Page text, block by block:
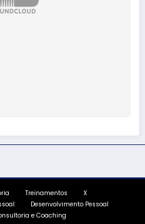
Treinamentos
X
Desenvolvimento Pessoal
e Coaching